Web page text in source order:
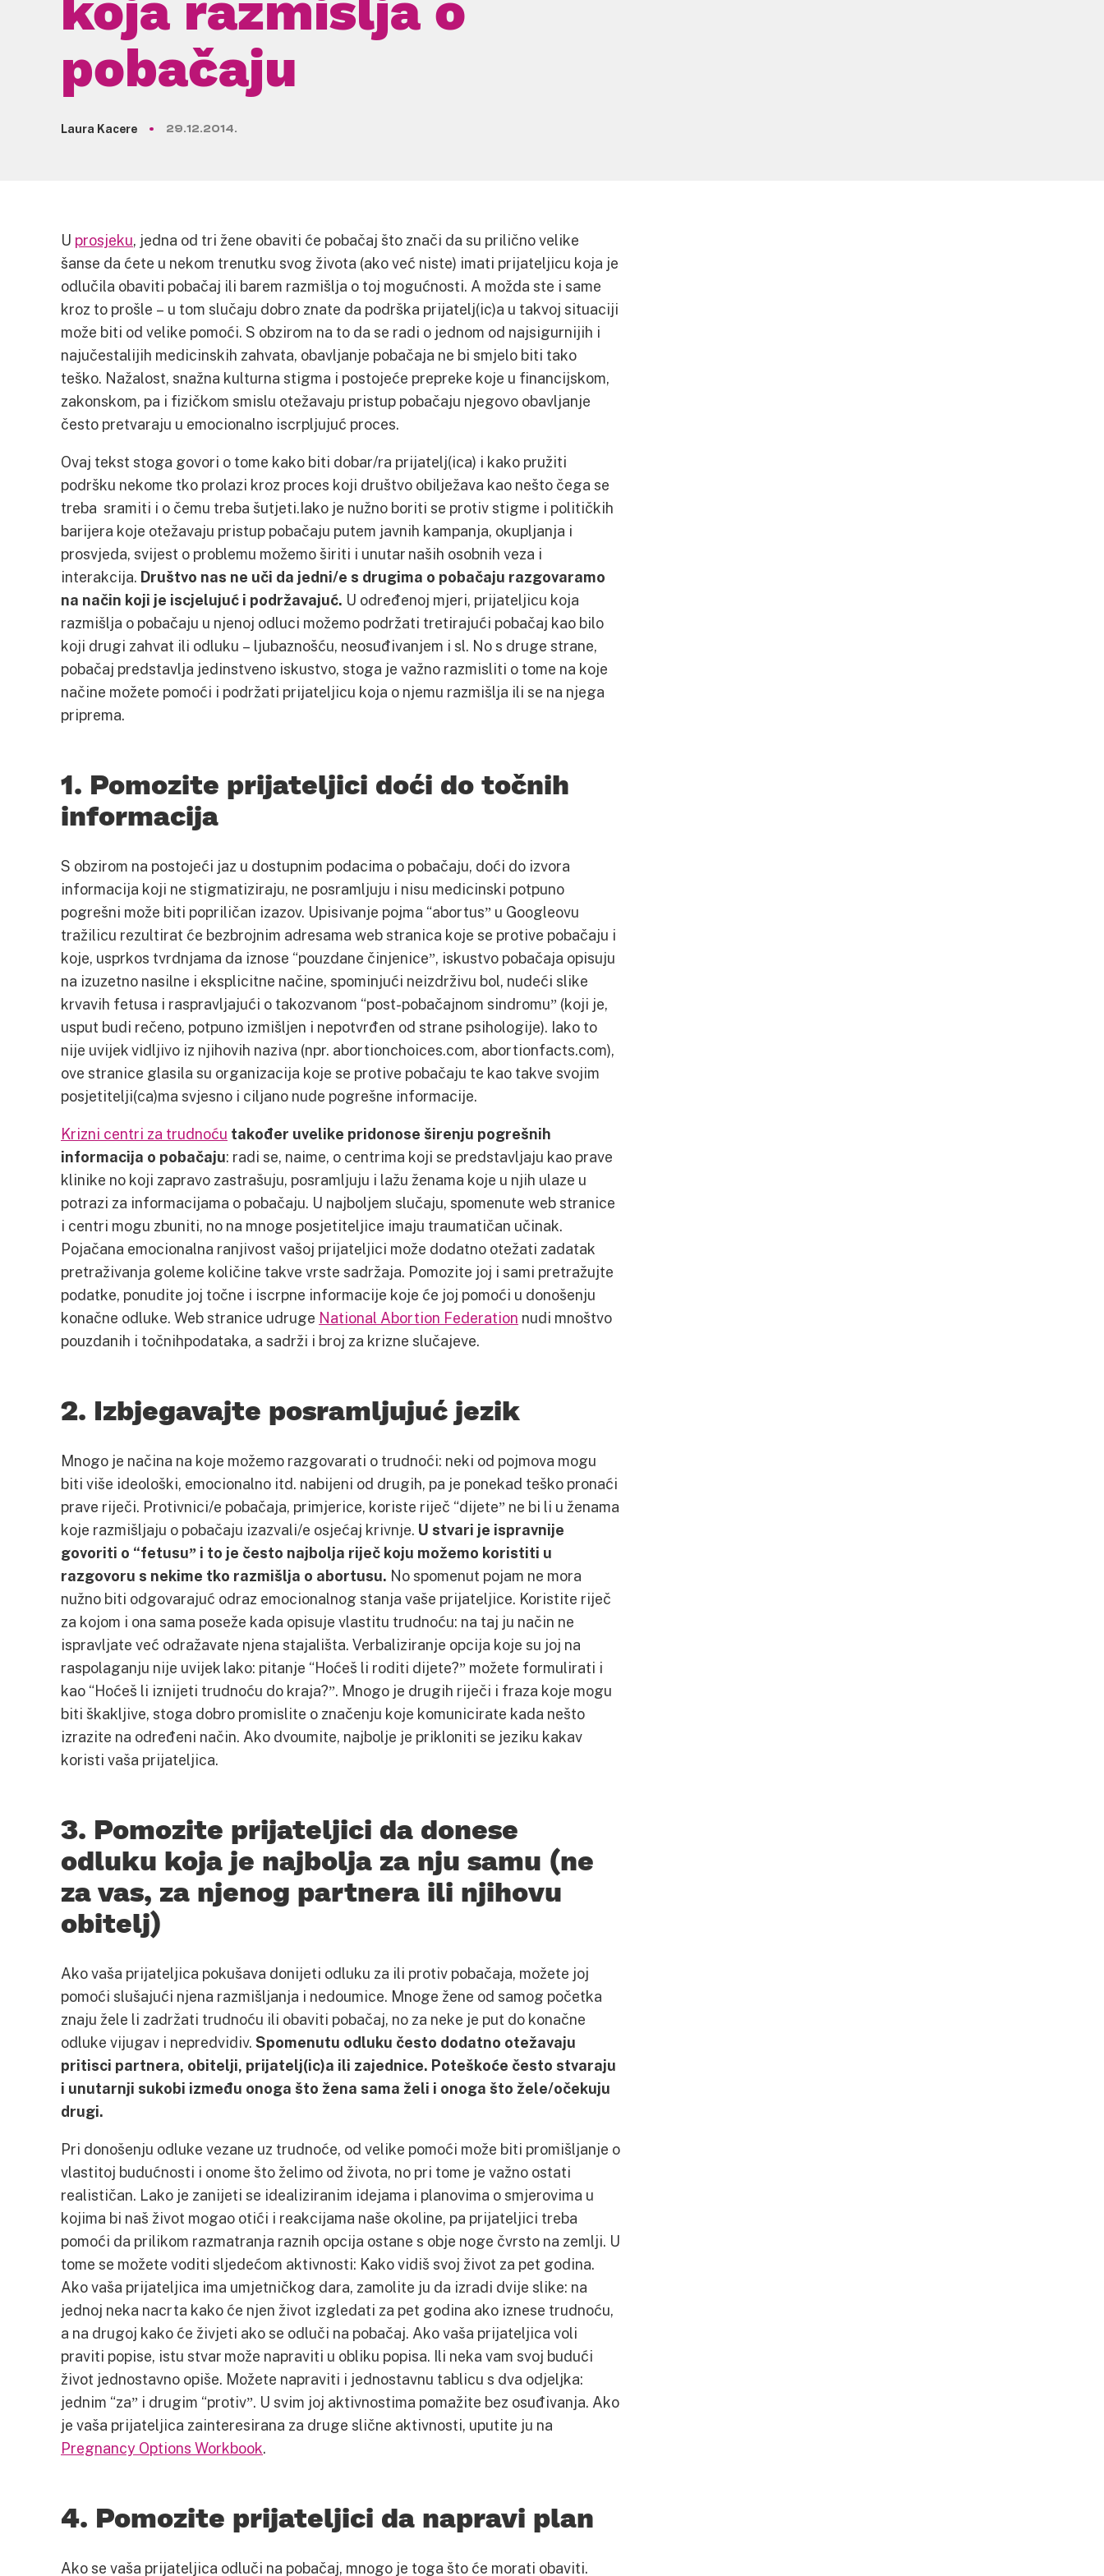
pobačaju
Laura Kacere 29.12.2014.
U prosjeku, jedna od tri žene obaviti će pobačaj što znači da su prilično velike
šanse da ćete u nekom trenutku svog života (ako već niste) imati prijateljicu koja je
odlučila obaviti pobačaj ili barem razmišlja o toj mogućnosti. A možda ste i same
kroz to prošle – u tom slučaju dobro znate da podrška prijatelj(ic)a u takvoj situaciji
može biti od velike pomoći. S obzirom na to da se radi o jednom od najsigurnijih i
najučestalijih medicinskih zahvata, obavljanje pobačaja ne bi smjelo biti tako
teško. Nažalost, snažna kulturna stigma i postojeće prepreke koje u financijskom,
zakonskom, pa i fizičkom smislu otežavaju pristup pobačaju njegovo obavljanje
često pretvaraju u emocionalno iscrpljujuć proces.
Ovaj tekst stoga govori o tome kako biti dobar/ra prijatelj(ica) i kako pružiti
podršku nekome tko prolazi kroz proces koji društvo obilježava kao nešto čega se
treba sramiti i o čemu treba šutjeti.Iako je nužno boriti se protiv stigme i političkih
barijera koje otežavaju pristup pobačaju putem javnih kampanja, okupljanja i
prosvjeda, svijest o problemu možemo širiti i unutar naših osobnih veza i
interakcija. Društvo nas ne uči da jedni/e s drugima o pobačaju razgovaramo
na način koji je iscjelujuć i podržavajuć. U određenoj mjeri, prijateljicu koja
razmišlja o pobačaju u njenoj odluci možemo podržati tretirajući pobačaj kao bilo
koji drugi zahvat ili odluku – ljubaznošću, neosuđivanjem i sl. No s druge strane,
pobačaj predstavlja jedinstveno iskustvo, stoga je važno razmisliti o tome na koje
načine možete pomoći i podržati prijateljicu koja o njemu razmišlja ili se na njega
priprema.
1. Pomozite prijateljici doći do točnih
informacija
S obzirom na postojeći jaz u dostupnim podacima o pobačaju, doći do izvora
informacija koji ne stigmatiziraju, ne posramljuju i nisu medicinski potpuno
pogrešni može biti popriličan izazov. Upisivanje pojma “abortusˮ u Googleovu
tražilicu rezultirat će bezbrojnim adresama web stranica koje se protive pobačaju i
koje, usprkos tvrdnjama da iznose “pouzdane činjeniceˮ, iskustvo pobačaja opisuju
na izuzetno nasilne i eksplicitne načine, spominjući neizdrživu bol, nudeći slike
krvavih fetusa i raspravljajući o takozvanom “post-pobačajnom sindromuˮ (koji je,
usput budi rečeno, potpuno izmišljen i nepotvrđen od strane psihologije). Iako to
nije uvijek vidljivo iz njihovih naziva (npr. abortionchoices.com, abortionfacts.com),
ove stranice glasila su organizacija koje se protive pobačaju te kao takve svojim
posjetitelji(ca)ma svjesno i ciljano nude pogrešne informacije.
Krizni centri za trudnoću također uvelike pridonose širenju pogrešnih
informacija o pobačaju: radi se, naime, o centrima koji se predstavljaju kao prave
klinike no koji zapravo zastrašuju, posramljuju i lažu ženama koje u njih ulaze u
potrazi za informacijama o pobačaju. U najboljem slučaju, spomenute web stranice
i centri mogu zbuniti, no na mnoge posjetiteljice imaju traumatičan učinak.
Pojačana emocionalna ranjivost vašoj prijateljici može dodatno otežati zadatak
pretraživanja goleme količine takve vrste sadržaja. Pomozite joj i sami pretražujte
podatke, ponudite joj točne i iscrpne informacije koje će joj pomoći u donošenju
konačne odluke. Web stranice udruge National Abortion Federation nudi mnoštvo
pouzdanih i točnihpodataka, a sadrži i broj za krizne slučajeve.
2. Izbjegavajte posramljujuć jezik
Mnogo je načina na koje možemo razgovarati o trudnoći: neki od pojmova mogu
biti više ideološki, emocionalno itd. nabijeni od drugih, pa je ponekad teško pronaći
prave riječi. Protivnici/e pobačaja, primjerice, koriste riječ “dijeteˮ ne bi li u ženama
koje razmišljaju o pobačaju izazvali/e osjećaj krivnje. U stvari je ispravnije
govoriti o “fetusuˮ i to je često najbolja riječ koju možemo koristiti u
razgovoru s nekime tko razmišlja o abortusu. No spomenut pojam ne mora
nužno biti odgovarajuć odraz emocionalnog stanja vaše prijateljice. Koristite riječ
za kojom i ona sama poseže kada opisuje vlastitu trudnoću: na taj ju način ne
ispravljate već odražavate njena stajališta. Verbaliziranje opcija koje su joj na
raspolaganju nije uvijek lako: pitanje “Hoćeš li roditi dijete?ˮ možete formulirati i
kao “Hoćeš li iznijeti trudnoću do kraja?ˮ. Mnogo je drugih riječi i fraza koje mogu
biti škakljive, stoga dobro promislite o značenju koje komunicirate kada nešto
izrazite na određeni način. Ako dvoumite, najbolje je prikloniti se jeziku kakav
koristi vaša prijateljica.
3. Pomozite prijateljici da donese
odluku koja je najbolja za nju samu (ne
za vas, za njenog partnera ili njihovu
obitelj)
Ako vaša prijateljica pokušava donijeti odluku za ili protiv pobačaja, možete joj
pomoći slušajući njena razmišljanja i nedoumice. Mnoge žene od samog početka
znaju žele li zadržati trudnoću ili obaviti pobačaj, no za neke je put do konačne
odluke vijugav i nepredvidiv. Spomenutu odluku često dodatno otežavaju
pritisci partnera, obitelji, prijatelj(ic)a ili zajednice. Poteškoće često stvaraju
i unutarnji sukobi između onoga što žena sama želi i onoga što žele/očekuju
drugi.
Pri donošenju odluke vezane uz trudnoće, od velike pomoći može biti promišljanje o
vlastitoj budućnosti i onome što želimo od života, no pri tome je važno ostati
realističan. Lako je zanijeti se idealiziranim idejama i planovima o smjerovima u
kojima bi naš život mogao otići i reakcijama naše okoline, pa prijateljici treba
pomoći da prilikom razmatranja raznih opcija ostane s obje noge čvrsto na zemlji. U
tome se možete voditi sljedećom aktivnosti: Kako vidiš svoj život za pet godina.
Ako vaša prijateljica ima umjetničkog dara, zamolite ju da izradi dvije slike: na
jednoj neka nacrta kako će njen život izgledati za pet godina ako iznese trudnoću,
a na drugoj kako će živjeti ako se odluči na pobačaj. Ako vaša prijateljica voli
praviti popise, istu stvar može napraviti u obliku popisa. Ili neka vam svoj budući
život jednostavno opiše. Možete napraviti i jednostavnu tablicu s dva odjeljka:
jednim “za­ˮ i drugim “protivˮ. U svim joj aktivnostima pomažite bez osuđivanja. Ako
je vaša prijateljica zainteresirana za druge slične aktivnosti, uputite ju na
Pregnancy Options Workbook.
4. Pomozite prijateljici da napravi plan
Ako se vaša prijateljica odluči na pobačaj, mnogo je toga što će morati obaviti.